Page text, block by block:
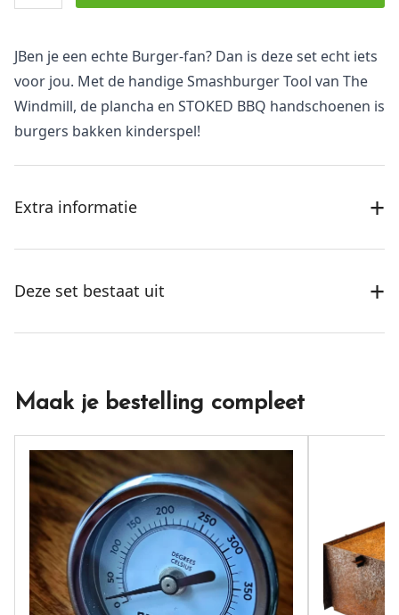
aantal
JBen je een echte Burger-fan? Dan is deze set echt iets
voor jou. Met de handige Smashburger Tool van The
Windmill, de plancha en STOKED BBQ handschoenen is
burgers bakken kinderspel!
Extra informatie +
Deze set bestaat uit +
Maak je bestelling compleet